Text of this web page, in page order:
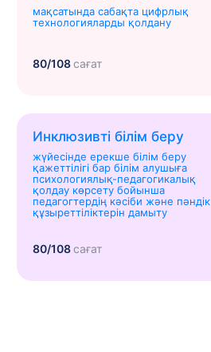
мақсатында сабақта цифрлық
технологияларды қолдану
80/108сағат
Инклюзивті білім беру
жүйесінде ерекше білім беру
қажеттілігі бар білім алушыға
психологиялық-педагогикалық
қолдау көрсету бойынша
педагогтердің кәсіби және пәндік
құзыреттіліктерін дамыту
80/108сағат